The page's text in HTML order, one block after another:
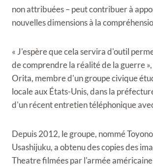
non attribuées – peut contribuer à
nouvelles dimensions à la
« J'espère que cela servira d'outil
de comprendre la réalité de la guerre
Orita, membre d'un groupe civique
locale aux États-Unis, dans la
d'un récent entretien téléphonique
Depuis 2012, le groupe, nommé
Usashijuku, a obtenu des copies des
Theatre filmées par l'armée